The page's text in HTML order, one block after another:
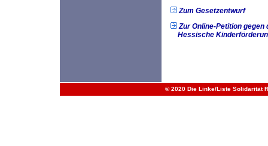
Zum Gesetzentwurf
Zur Online-Petition gegen
Hessische
© 2020 Die Linke/Liste Solidarität